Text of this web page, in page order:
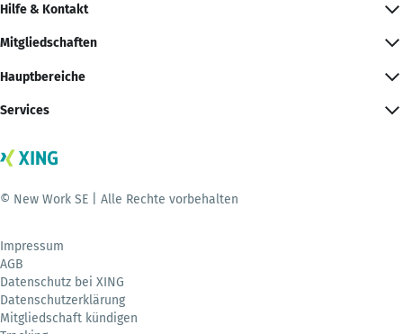
Hilfe & Kontakt
Mitgliedschaften
Hauptbereiche
Services
© New Work SE | Alle Rechte vorbehalten
Impressum
AGB
Datenschutz bei XING
Datenschutzerklärung
Mitgliedschaft kündigen